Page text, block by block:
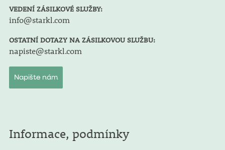
VEDENÍ ZÁSILKOVÉ SLUŽBY:
info@starkl.com
OSTATNÍ DOTAZY NA ZÁSILKOVOU SLUŽBU:
napiste@starkl.com
Napište nám
Informace, podmínky